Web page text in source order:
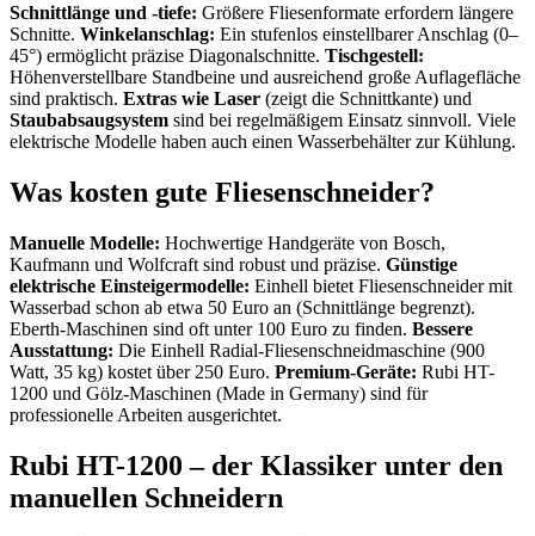
Schnittlänge und -tiefe: Größere Fliesenformate erfordern längere
Schnitte. Winkelanschlag: Ein stufenlos einstellbarer Anschlag (0–
45°) ermöglicht präzise Diagonalschnitte. Tischgestell:
Höhenverstellbare Standbeine und ausreichend große Auflagefläche
sind praktisch. Extras wie Laser (zeigt die Schnittkante) und
Staubabsaugsystem sind bei regelmäßigem Einsatz sinnvoll. Viele
elektrische Modelle haben auch einen Wasserbehälter zur Kühlung.
Was kosten gute Fliesenschneider?
Manuelle Modelle: Hochwertige Handgeräte von Bosch,
Kaufmann und Wolfcraft sind robust und präzise. Günstige
elektrische Einsteigermodelle: Einhell bietet Fliesenschneider mit
Wasserbad schon ab etwa 50 Euro an (Schnittlänge begrenzt).
Eberth-Maschinen sind oft unter 100 Euro zu finden. Bessere
Ausstattung: Die Einhell Radial-Fliesenschneidmaschine (900
Watt, 35 kg) kostet über 250 Euro. Premium-Geräte: Rubi HT-
1200 und Gölz-Maschinen (Made in Germany) sind für
professionelle Arbeiten ausgerichtet.
Rubi HT-1200 – der Klassiker unter den
manuellen Schneidern